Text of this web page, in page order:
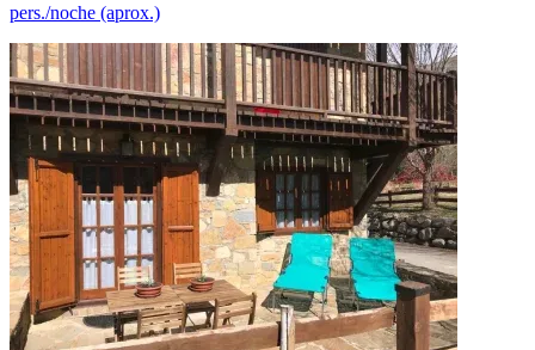
pers./noche (aprox.)